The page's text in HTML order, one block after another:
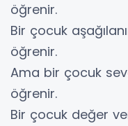
öğrenir.
Bir çocuk
öğrenir.
Ama bir çocuk
öğrenir.
Bir çocuk değer